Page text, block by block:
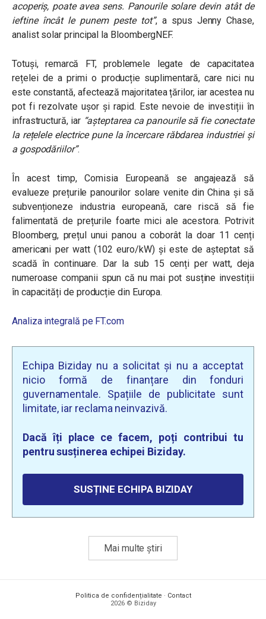
acoperiș, poate avea sens. Panourile solare devin atât de
ieftine încât le punem peste tot”, a spus Jenny Chase,
analist solar principal la BloombergNEF.
Totuși, remarcă FT, problemele legate de capacitatea
rețelei de a primi o producție suplimentară, care nici nu
este constantă, afectează majoritatea țărilor, iar acestea nu
pot fi rezolvate ușor și rapid. Este nevoie de investiții în
infrastructură, iar “așteptarea ca panourile să fie conectate
la rețelele electrice pune la încercare răbdarea industriei și
a gospodăriilor”.
În acest timp, Comisia Europeană se angajează să
evalueze prețurile panourilor solare venite din China și să
subvenționeze industria europeană, care riscă să fie
falimentată de prețurile foarte mici ale acestora. Potrivit
Bloomberg, prețul unui panou a coborât la doar 11 cenți
americani per watt (102 euro/kW) și este de așteptat să
scadă în continuare. Dar la sub 15 cenți per watt, deja
numeroase companii spun că nu mai pot susține investiții
în capacități de producție din Europa.
Analiza integrală pe FT.com
Echipa Biziday nu a solicitat și nu a acceptat
nicio formă de finanțare din fonduri
guvernamentale. Spațiile de publicitate sunt
limitate, iar reclama neinvazivă.
Dacă îți place ce facem, poți contribui tu
pentru susținerea echipei Biziday.
SUSȚINE ECHIPA BIZIDAY
Mai multe știri
Politica de confidențialitate · Contact
2026 © Biziday